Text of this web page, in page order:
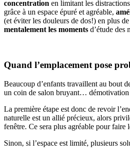
concentration en limitant les
grâce à un espace épuré et agréable,
(et éviter les douleurs de dos!) en plus
mentalement les moments d’étude des
Quand l’emplacement pose
Beaucoup d’enfants travaillent au bout
un coin de salon bruyant… démotivation
La première étape est donc de revoir
naturelle est un allié précieux, alors
fenêtre. Ce sera plus agréable pour faire
Sinon, si l’espace est limité, plusieurs